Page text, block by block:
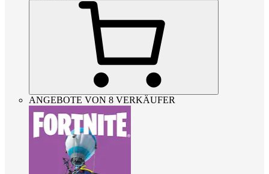
ANGEBOTE VON 8 VERKÄUFER